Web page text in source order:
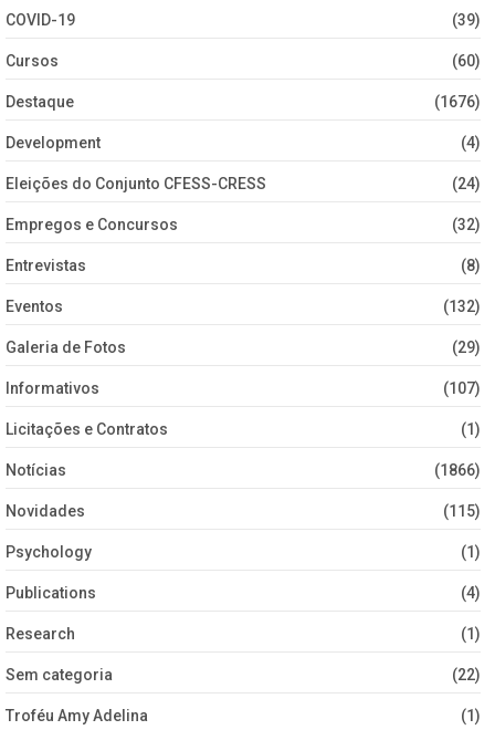
COVID-19 (39)
Cursos (60)
Destaque (1676)
Development (4)
Eleições do Conjunto CFESS-CRESS (24)
Empregos e Concursos (32)
Entrevistas (8)
Eventos (132)
Galeria de Fotos (29)
Informativos (107)
Licitações e Contratos (1)
Notícias (1866)
Novidades (115)
Psychology (1)
Publications (4)
Research (1)
Sem categoria (22)
Troféu Amy Adelina (1)